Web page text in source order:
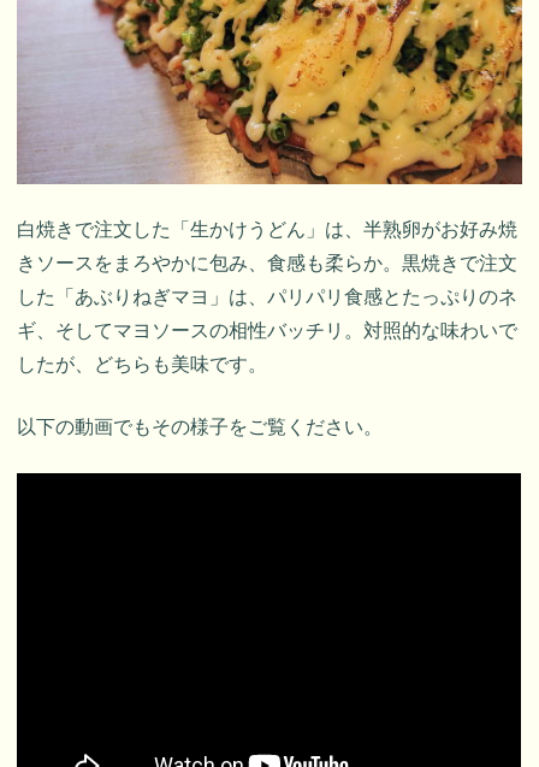
白焼きで注文した「生かけうどん」は、半熟卵がお好み焼
きソースをまろやかに包み、食感も柔らか。黒焼きで注文
した「あぶりねぎマヨ」は、パリパリ食感とたっぷりのネ
ギ、そしてマヨソースの相性バッチリ。対照的な味わいで
したが、どちらも美味です。
以下の動画でもその様子をご覧ください。